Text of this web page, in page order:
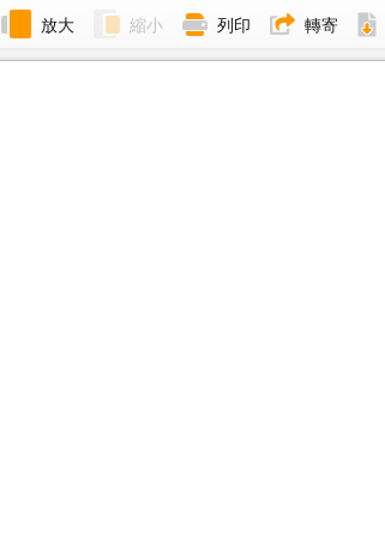
放大 縮小 列印 轉寄